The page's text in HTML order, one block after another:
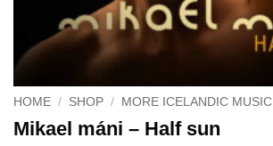
HOME / SHOP / MORE ICELANDIC MUSIC
Mikael máni – Half sun